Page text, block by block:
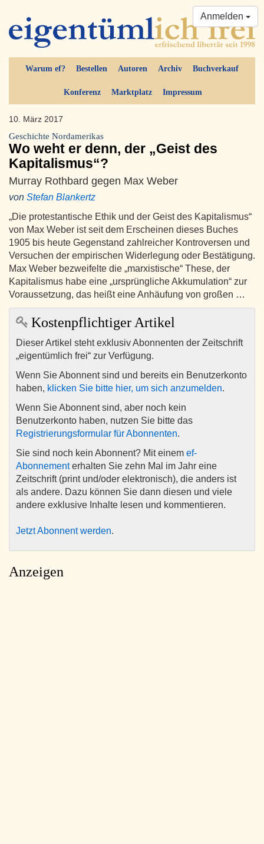
Warum ef? Bestellen Autoren Archiv Buchverkauf
Konferenz Marktplatz Impressum
Anmelden
10. März 2017
Geschichte Nordamerikas
Wo weht er denn, der „Geist des
Kapitalismus“?
Murray Rothbard gegen Max Weber
von Stefan Blankertz
„Die protestantische Ethik und der Geist des Kapitalismus“
von Max Weber ist seit dem Erscheinen dieses Buches
1905 bis heute Gegenstand zahlreicher Kontroversen und
Versuchen der empirischen Widerlegung oder Bestätigung.
Max Weber bezweifelte die „marxistische“ These, der
Kapitalismus habe eine „ursprüngliche Akkumulation“ zur
Voraussetzung, das heißt eine Anhäufung von großen …
Kostenpflichtiger Artikel
Dieser Artikel steht exklusiv Abonnenten der Zeitschrift
„eigentümlich frei“ zur Verfügung.
Wenn Sie Abonnent sind und bereits ein Benutzerkonto
haben, klicken Sie bitte hier, um sich anzumelden.
Wenn Sie Abonnent sind, aber noch kein
Benutzerkonto haben, nutzen Sie bitte das
Registrierungsformular für Abonnenten.
Sie sind noch kein Abonnent? Mit einem ef-
Abonnementerhalten Sie zehn Mal im Jahr eine
Zeitschrift (print und/oder elektronisch), die anders ist
als andere. Dazu können Sie dann diesen und viele
andere exklusive Inhalte lesen und kommentieren.
Jetzt Abonnent werden.
Anzeigen